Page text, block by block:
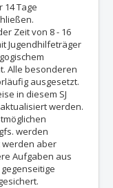
Tage
Zeit von 8 - 16
Jugendhilfeträger
Alle besonderen
ausgesetzt.
in diesem SJ
werden.
werden
werden aber
Aufgaben aus